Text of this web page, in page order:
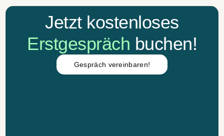
Jetzt kostenloses
Erstgespräch buchen!
Gespräch vereinbaren!